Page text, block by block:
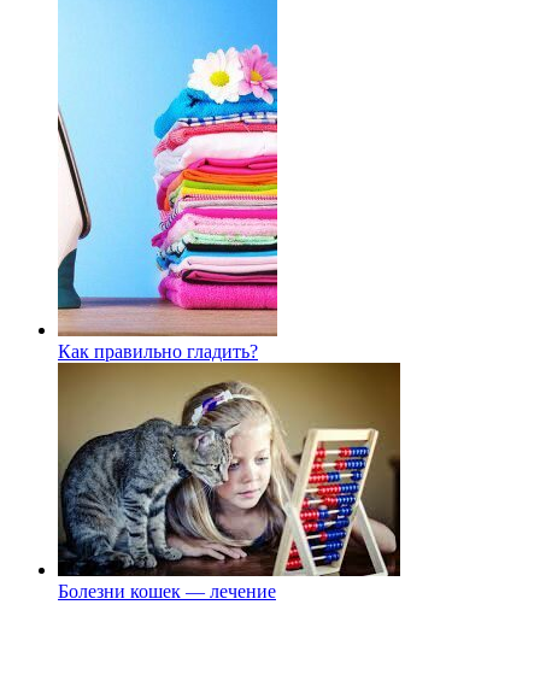
Как правильно гладить?
Болезни кошек — лечение